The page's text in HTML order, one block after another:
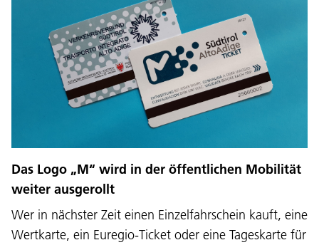
Das Logo „M“ wird in der öffentlichen Mobilität
weiter ausgerollt
Wer in nächster Zeit einen Einzelfahrschein kauft, eine
Wertkarte, ein Euregio-Ticket oder eine Tageskarte für